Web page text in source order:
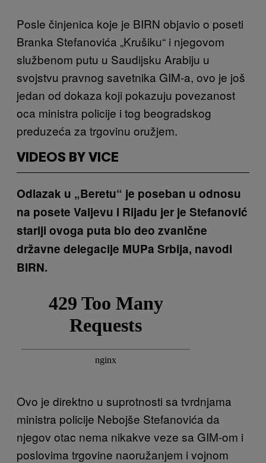
Posle činjenica koje je BIRN objavio o poseti
Branka Stefanovića „Krušiku“ i njegovom
službenom putu u Saudijsku Arabiju u
svojstvu pravnog savetnika GIM-a, ovo je još
jedan od dokaza koji pokazuju povezanost
oca ministra policije i tog beogradskog
preduzeća za trgovinu oružjem.
VIDEOS BY VICE
Odlazak u „Beretu“ je poseban u odnosu
na posete Valjevu i Rijadu jer je Stefanović
stariji ovoga puta bio deo zvanične
državne delegacije MUPa Srbija, navodi
BIRN.
Ovo je direktno u suprotnosti sa tvrdnjama
ministra policije Nebojše Stefanovića da
njegov otac nema nikakve veze sa GIM-om i
poslovima trgovine naoružanjem i vojnom